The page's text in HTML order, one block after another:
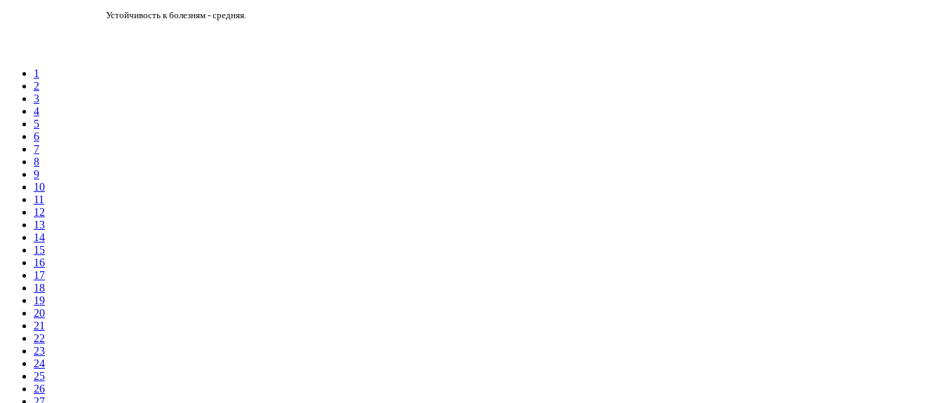
Устойчивость к болезням - средняя.
1
2
3
4
5
6
7
8
9
10
11
12
13
14
15
16
17
18
19
20
21
22
23
24
25
26